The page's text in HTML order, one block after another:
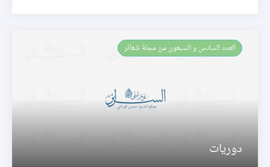
العـدد السادس و السبعون من مجلة شعائر
دوريات